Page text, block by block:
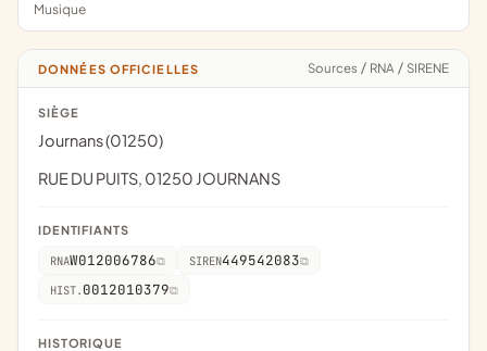
Musique
DONNÉES OFFICIELLES Sources / RNA / SIRENE
SIÈGE
Journans (01250)
RUE DU PUITS, 01250 JOURNANS
IDENTIFIANTS
RNAW012006786 SIREN449542083
HIST. 0012010379
HISTORIQUE